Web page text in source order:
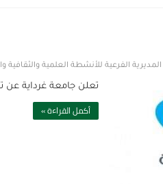
المديرية الفرعية للأنشطة العلمية والثقافية
تعلن جامعة غرداية عن
أكمل القراءة »